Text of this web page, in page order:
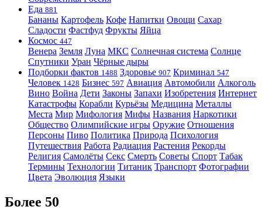
Еда 881
Бананы Картофель Кофе Напитки Овощи Сахар
Сладости Фастфуд Фрукты Яйца
Космос 447
Венера Земля Луна МКС Солнечная система Солнце
Спутники Уран Чёрные дыры
Подборки фактов 1488 Здоровье 907 Криминал 547
Человек 1428 Бизнес 597 Авиация Автомобили Алкоголь
Вино Война Дети Законы Запахи Изобретения Интернет
Катастрофы Корабли Курьёзы Медицина Металлы
Места Мир Мифология Мифы Названия Наркотики
Общество Олимпийские игры Оружие Отношения
Персоны Пиво Политика Природа Психология
Путешествия Работа Радиация Растения Рекорды
Религия Самолёты Секс Смерть Советы Спорт Табак
Термины Технологии Титаник Транспорт Фотографии
Цвета Эволюция Языки
Более 50